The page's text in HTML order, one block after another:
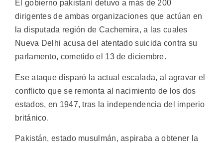
El gobierno pakistaní detuvo a más de 200
dirigentes de ambas organizaciones que actúan en
la disputada región de Cachemira, a las cuales
Nueva Delhi acusa del atentado suicida contra su
parlamento, cometido el 13 de diciembre.
Ese ataque disparó la actual escalada, al agravar el
conflicto que se remonta al nacimiento de los dos
estados, en 1947, tras la independencia del imperio
británico.
Pakistán, estado musulmán, aspiraba a obtener la